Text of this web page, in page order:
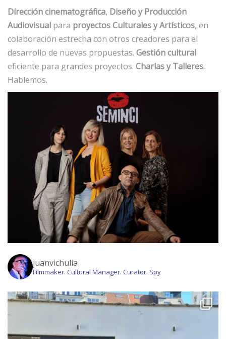
Dirección cinematográfica, Diseño y Producción
Audiovisual para proyectos Culturales y Artísticos, en
colaboración estrecha con otros creadores para el
desarrollo de nuevas propuestas. Gestión cultural
eficiente para grandes proyectos. Charlas y Talleres.
Hablemos.
juanvichulia
Filmmaker. Cultural Manager. Curator. Spy